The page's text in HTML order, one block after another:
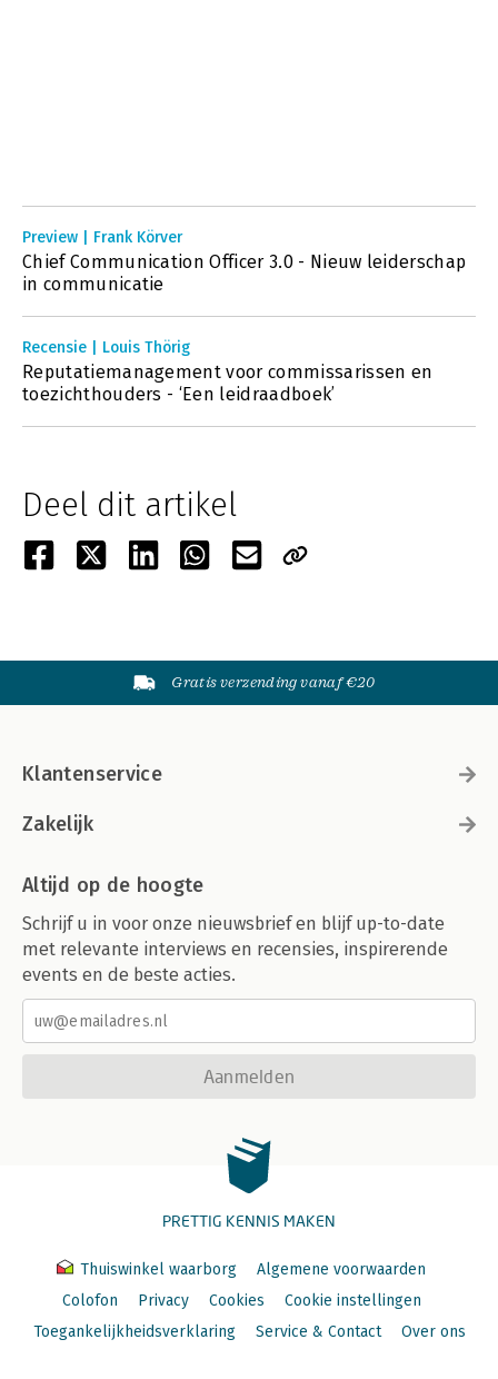
Preview | Frank Körver
Chief Communication Officer 3.0 - Nieuw leiderschap
in communicatie
Recensie | Louis Thörig
Reputatiemanagement voor commissarissen en
toezichthouders - ‘Een leidraadboek’
Deel dit artikel
Gratis verzending vanaf €20
Klantenservice
Zakelijk
Altijd op de hoogte
Schrijf u in voor onze nieuwsbrief en blijf up-to-date
met relevante interviews en recensies, inspirerende
events en de beste acties.
Aanmelden
PRETTIG KENNIS MAKEN
Thuiswinkel waarborg
Algemene voorwaarden
Colofon
Privacy Cookies
Cookie instellingen
Toegankelijkheidsverklaring
Service & Contact Over ons